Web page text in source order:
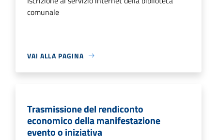
comunale
VAI ALLA PAGINA
Trasmissione del rendiconto
economico della manifestazione
evento o iniziativa